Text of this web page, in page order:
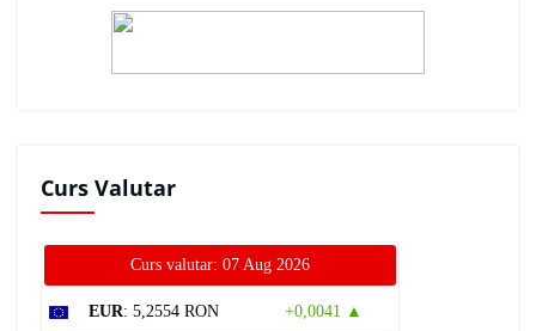
Curs Valutar
Curs valutar: 07 Aug 2026
EUR: 5,2554 RON +0,0041 ▲